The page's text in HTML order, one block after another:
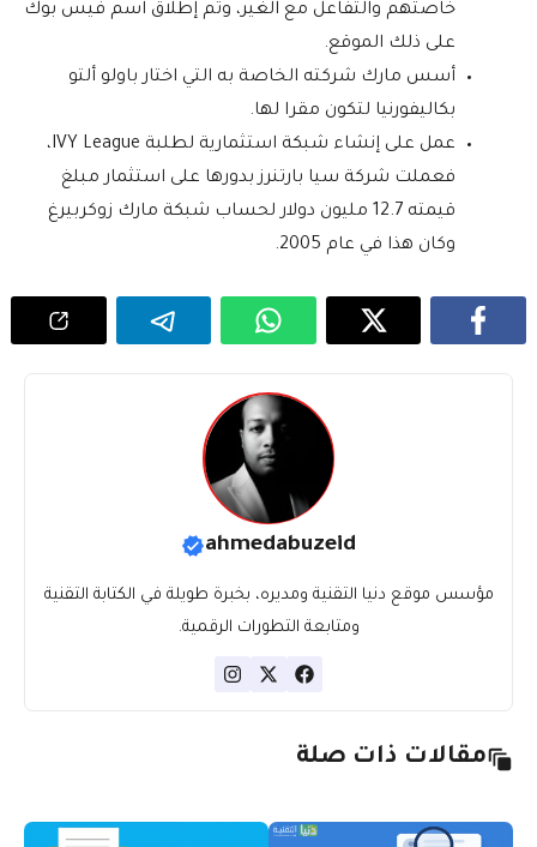
خاصتهم والتفاعل مع الغير، وتم إطلاق اسم فيس بوك
على ذلك الموقع.
أسس مارك شركته الخاصة به التي اختار باولو ألتو
بكاليفورنيا لتكون مقرا لها.
عمل على إنشاء شبكة استثمارية لطلبة IVY League،
فعملت شركة سيا بارتنرز بدورها على استثمار مبلغ
قيمته 12.7 مليون دولار لحساب شبكة مارك زوكربيرغ
وكان هذا في عام 2005.
ahmedabuzeid
مؤسس موقع دنيا التقنية ومديره، بخبرة طويلة في الكتابة التقنية
ومتابعة التطورات الرقمية.
مقالات ذات صلة